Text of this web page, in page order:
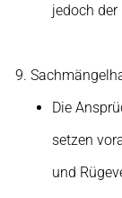
jedoch der
Die
setzen
und